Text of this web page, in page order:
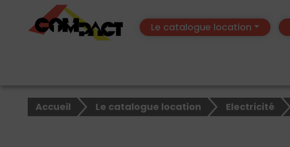
Le catalogue location
Accueil Le catalogue location Electricité
Rechercher
sur